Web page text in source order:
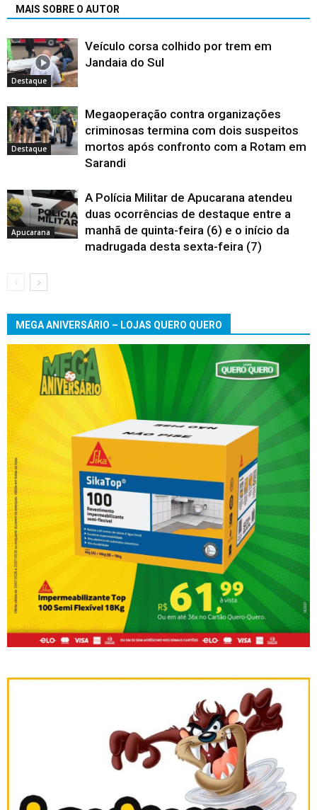
MAIS SOBRE O AUTOR
Destaque
Veículo corsa colhido por trem em
Jandaia do Sul
Destaque
Megaoperação contra organizações
criminosas termina com dois suspeitos
mortos após confronto com a Rotam em
Sarandi
Apucarana
A Polícia Militar de Apucarana atendeu
duas ocorrências de destaque entre a
manhã de quinta-feira (6) e o início da
madrugada desta sexta-feira (7)
MEGA ANIVERSÁRIO – LOJAS QUERO QUERO